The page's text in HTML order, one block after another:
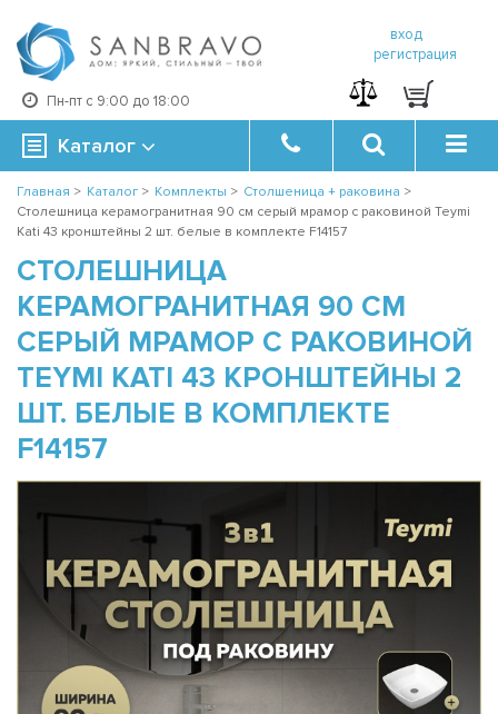
Пн-пт с 9:00 до 18:00
вход
регистрация
Каталог
Главная > Каталог > Комплекты > Столшеница + раковина >
Столешница керамогранитная 90 см серый мрамор с раковиной Teymi
Kati 43 кронштейны 2 шт. белые в комплекте F14157
СТОЛЕШНИЦА
КЕРАМОГРАНИТНАЯ 90 СМ
СЕРЫЙ МРАМОР С РАКОВИНОЙ
TEYMI KATI 43 КРОНШТЕЙНЫ 2
ШТ. БЕЛЫЕ В КОМПЛЕКТЕ
F14157